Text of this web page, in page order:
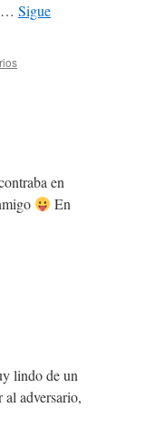
… Sigue
en
En
lindo de un
adversario,